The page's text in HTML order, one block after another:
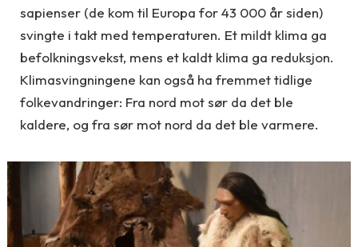
sapienser (de kom til Europa for 43 000 år siden)
svingte i takt med temperaturen. Et mildt klima ga
befolkningsvekst, mens et kaldt klima ga reduksjon.
Klimasvingningene kan også ha fremmet tidlige
folkevandringer: Fra nord mot sør da det ble
kaldere, og fra sør mot nord da det ble varmere.